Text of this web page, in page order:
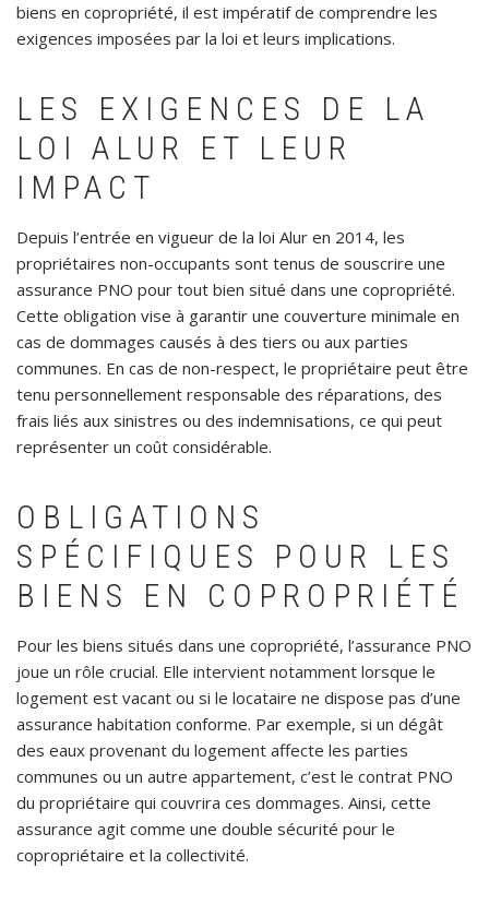
biens en copropriété, il est impératif de comprendre les
exigences imposées par la loi et leurs implications.
LES EXIGENCES DE LA
LOI ALUR ET LEUR
IMPACT
Depuis l’entrée en vigueur de la loi Alur en 2014, les
propriétaires non-occupants sont tenus de souscrire une
assurance PNO pour tout bien situé dans une copropriété.
Cette obligation vise à garantir une couverture minimale en
cas de dommages causés à des tiers ou aux parties
communes. En cas de non-respect, le propriétaire peut être
tenu personnellement responsable des réparations, des
frais liés aux sinistres ou des indemnisations, ce qui peut
représenter un coût considérable.
OBLIGATIONS
SPÉCIFIQUES POUR LES
BIENS EN COPROPRIÉTÉ
Pour les biens situés dans une copropriété, l’assurance PNO
joue un rôle crucial. Elle intervient notamment lorsque le
logement est vacant ou si le locataire ne dispose pas d’une
assurance habitation conforme. Par exemple, si un dégât
des eaux provenant du logement affecte les parties
communes ou un autre appartement, c’est le contrat PNO
du propriétaire qui couvrira ces dommages. Ainsi, cette
assurance agit comme une double sécurité pour le
copropriétaire et la collectivité.